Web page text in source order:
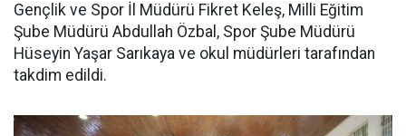
Gençlik ve Spor İl Müdürü Fikret Keleş, Milli Eğitim
Şube Müdürü Abdullah Özbal, Spor Şube Müdürü
Hüseyin Yaşar Sarıkaya ve okul müdürleri tarafından
takdim edildi.